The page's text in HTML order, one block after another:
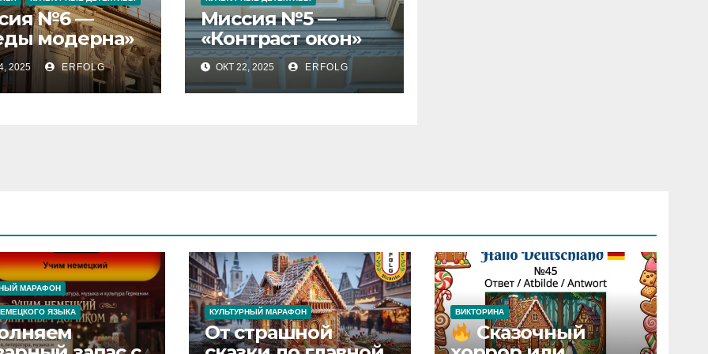
№6 —
модерна»
2025 ERFOLG
Миссия №5 —
«Контраст окон»
ОКТ 22, 2025 ERFOLG
МАРАФОН
ЯЗЫКА КУЛЬТУРНЫЙ МАРАФОН
От страшной
ВИКТОРИНА
Сказочный